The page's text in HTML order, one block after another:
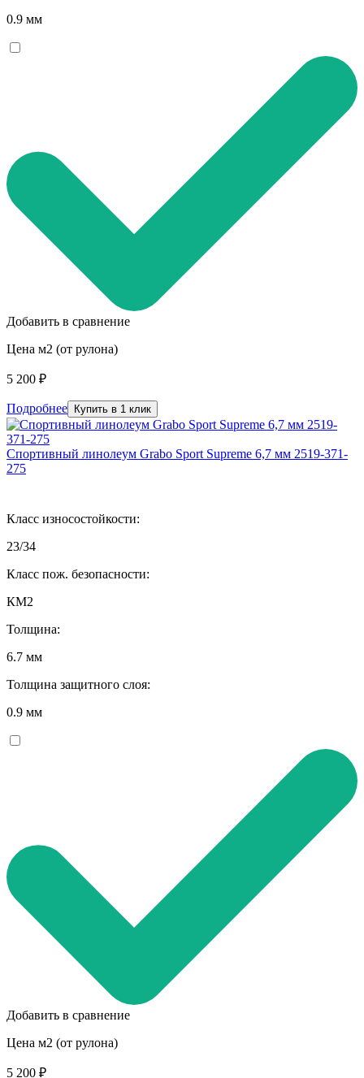
0.9 мм
Добавить в сравнение
Цена м2 (от рулона)
5 200 ₽
Подробнее Купить в 1 клик
Спортивный линолеум Grabo Sport Supreme 6,7 мм 2519-371-
275
Класс износостойкости:
23/34
Класс пож. безопасности:
КМ2
Толщина:
6.7 мм
Толщина защитного слоя:
0.9 мм
Добавить в сравнение
Цена м2 (от рулона)
5 200 ₽